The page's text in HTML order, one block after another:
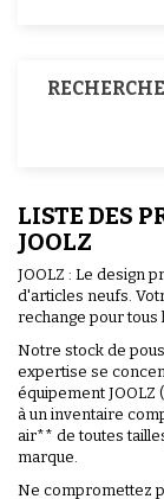
LISTE DES
JOOLZ
JOOLZ : Le design
d'articles neufs.
rechange pour tous
Notre stock de
expertise se
équipement JOOLZ
à un inventaire
air** de toutes
marque.
Ne compromettez